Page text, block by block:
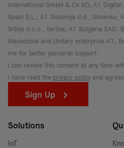
International GmbH & Co KG; A1
Spain S.L.; A1 Slovenija d.d., Slovenia;
Srbija d.o.o., Serbia; A1 Bulgaria EAD,
Macedonia and Unitary enterprise A1,
me for better personal support.
I can revoke this consent at any time
I have read the privacy policy and
Sign Up
Solutions
IoT